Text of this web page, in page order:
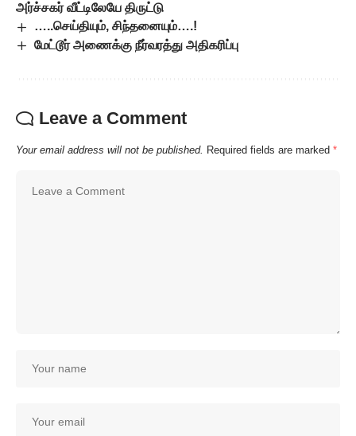
அர்ச்சகர் வீட்டிலேயே திருட்டு
…..செய்தியும், சிந்தனையும்….!
மேட்டூர் அணைக்கு நீர்வரத்து அதிகரிப்பு
Leave a Comment
Your email address will not be published. Required fields are marked *